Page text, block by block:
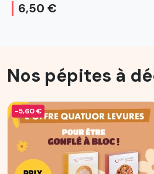
6,50 €
Nos pépites à
-5,60 €